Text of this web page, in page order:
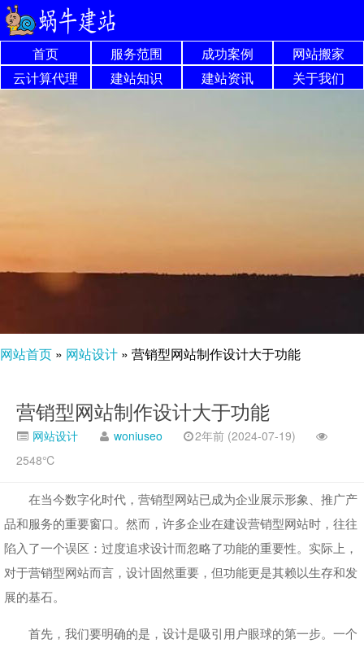
首页 服务范围 成功案例
网站搬家
云计算代理
建站知识 建站资讯 关于我们
网站首页 » 网站设计 » 营销型网站制作设计大于功能
营销型网站制作设计大于功能
网站设计 woniuseo
2年前 (2024-07-19)
2548℃
在当今数字化时代，营销型网站已成为企业展示形象、推广产
品和服务的重要窗口。然而，许多企业在建设营销型网站时，往往
陷入了一个误区：过度追求设计而忽略了功能的重要性。实际上，
对于营销型网站而言，设计固然重要，但功能更是其赖以生存和发
展的基石。
首先，我们要明确的是，设计是吸引用户眼球的第一步。一个